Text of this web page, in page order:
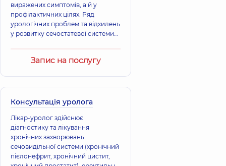
виражених симптомів, а й у
профілактичних цілях. Ряд
урологічних проблем та відхилень
у розвитку сечостатевої системи
спеціаліста проводять у перші
успішно коригується саме у
дитячому віці.
Запис на послугу
Консультація уролога
Лікар-уролог здійснює
діагностику та лікування
хронічних захворювань
сечовидільної системи (хронічний
пієлонефрит, хронічний цистит,